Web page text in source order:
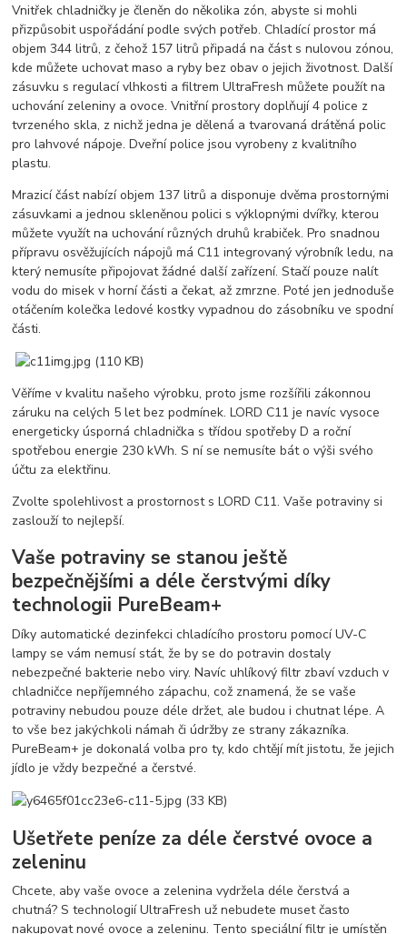
Vnitřek chladničky je členěn do několika zón, abyste si mohli
přizpůsobit uspořádání podle svých potřeb. Chladící prostor má
objem 344 litrů, z čehož 157 litrů připadá na část s nulovou zónou,
kde můžete uchovat maso a ryby bez obav o jejich životnost. Další
zásuvku s regulací vlhkosti a filtrem UltraFresh můžete použít na
uchování zeleniny a ovoce. Vnitřní prostory doplňují 4 police z
tvrzeného skla, z nichž jedna je dělená a tvarovaná drátěná polic
pro lahvové nápoje. Dveřní police jsou vyrobeny z kvalitního
plastu.
Mrazicí část nabízí objem 137 litrů a disponuje dvěma prostornými
zásuvkami a jednou skleněnou polici s výklopnými dvířky, kterou
můžete využít na uchování různých druhů krabiček. Pro snadnou
přípravu osvěžujících nápojů má C11 integrovaný výrobník ledu, na
který nemusíte připojovat žádné další zařízení. Stačí pouze nalít
vodu do misek v horní části a čekat, až zmrzne. Poté jen jednoduše
otáčením kolečka ledové kostky vypadnou do zásobníku ve spodní
části.
Věříme v kvalitu našeho výrobku, proto jsme rozšířili zákonnou
záruku na celých 5 let bez podmínek. LORD C11 je navíc vysoce
energeticky úsporná chladnička s třídou spotřeby D a roční
spotřebou energie 230 kWh. S ní se nemusíte bát o výši svého
účtu za elektřinu.
Zvolte spolehlivost a prostornost s LORD C11. Vaše potraviny si
zaslouží to nejlepší.
Vaše potraviny se stanou ještě
bezpečnějšími a déle čerstvými díky
technologii PureBeam+
Díky automatické dezinfekci chladícího prostoru pomocí UV-C
lampy se vám nemusí stát, že by se do potravin dostaly
nebezpečné bakterie nebo viry. Navíc uhlíkový filtr zbaví vzduch v
chladničce nepříjemného zápachu, což znamená, že se vaše
potraviny nebudou pouze déle držet, ale budou i chutnat lépe. A
to vše bez jakýchkoli námah či údržby ze strany zákazníka.
PureBeam+ je dokonalá volba pro ty, kdo chtějí mít jistotu, že jejich
jídlo je vždy bezpečné a čerstvé.
Ušetřete peníze za déle čerstvé ovoce a
zeleninu
Chcete, aby vaše ovoce a zelenina vydržela déle čerstvá a
chutná? S technologií UltraFresh už nebudete muset často
nakupovat nové ovoce a zeleninu. Tento speciální filtr je umístěn